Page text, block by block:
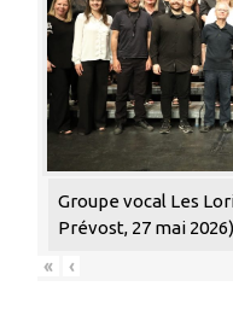
Groupe vocal Les
Prévost, 27 mai 2026)
«
‹